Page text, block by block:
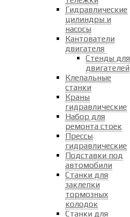
Гидравлические
цилиндры и
насосы
Кантователи
двигателя
Стенды для
двигателей
Клепальные
станки
Краны
гидравлические
Набор для
ремонта стоек
Прессы
гидравлические
Подставки под
автомобили
Станки для
заклепки
тормозных
колодок
Станки для